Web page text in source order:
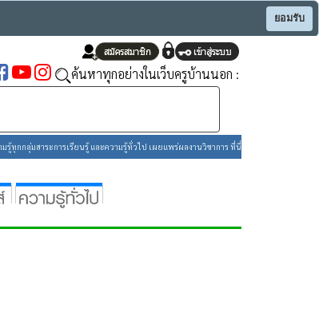
ยอมรับ
ค้นหาทุกอย่างในเว็บครูบ้านนอก :
รู้ทุกกลุ่มสาระการเรียนรู้ และความรู้ทั่วไป เผยแพร่ผลงานวิชาการ ที่นี่